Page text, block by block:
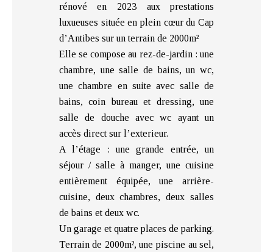
rénové en 2023 aux prestations
luxueuses située en plein cœur du Cap
d’Antibes sur un terrain de 2000m²
Elle se compose au rez-de-jardin : une
chambre, une salle de bains, un wc,
une chambre en suite avec salle de
bains, coin bureau et dressing, une
salle de douche avec wc ayant un
accès direct sur l’exterieur.
A l’étage : une grande entrée, un
séjour / salle à manger, une cuisine
entièrement équipée, une arrière-
cuisine, deux chambres, deux salles
de bains et deux wc.
Un garage et quatre places de parking.
Terrain de 2000m², une piscine au sel,